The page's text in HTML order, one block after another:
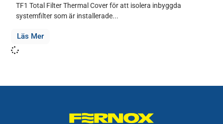
TF1 Total Filter Thermal Cover för att isolera inbyggda
systemfilter som är installerade...
Läs Mer